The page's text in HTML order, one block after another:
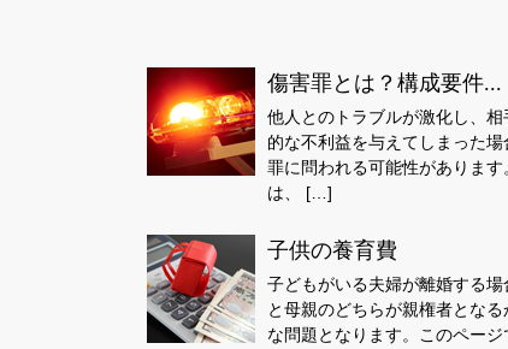
傷害罪とは？構成要件...
他人とのトラブルが激化し、相
的な不利益を与えてしまった場
罪に問われる可能性があります
は、 […]
子供の養育費
子どもがいる夫婦が離婚する場
と母親のどちらが親権者となる
な問題となります。このページ